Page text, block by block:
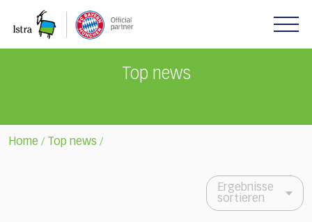
note:
Top news
Home / Top news /
Ergebnisse
sortieren